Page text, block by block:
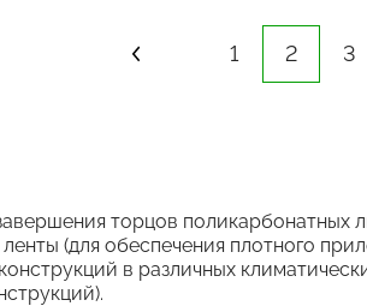
1 2 3
торцов поликарбонатных
(для обеспечения плотного
в различных